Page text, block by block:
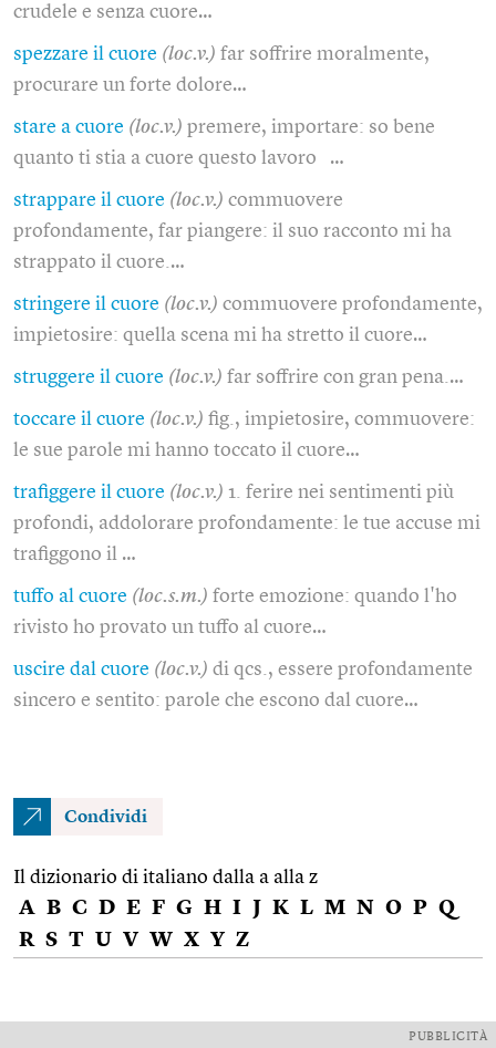
crudele e senza cuore…
spezzare il cuore (loc.v.) far soffrire moralmente,
procurare un forte dolore…
stare a cuore (loc.v.) premere, importare: so bene
quanto ti stia a cuore questo lavoro …
strappare il cuore (loc.v.) commuovere
profondamente, far piangere: il suo racconto mi ha
strappato il cuore.…
stringere il cuore (loc.v.) commuovere profondamente,
impietosire: quella scena mi ha stretto il cuore…
struggere il cuore (loc.v.) far soffrire con gran pena.…
toccare il cuore (loc.v.) fig., impietosire, commuovere:
le sue parole mi hanno toccato il cuore…
trafiggere il cuore (loc.v.) 1. ferire nei sentimenti più
profondi, addolorare profondamente: le tue accuse mi
trafiggono il …
tuffo al cuore (loc.s.m.) forte emozione: quando l'ho
rivisto ho provato un tuffo al cuore…
uscire dal cuore (loc.v.) di qcs., essere profondamente
sincero e sentito: parole che escono dal cuore…
Condividi
Il dizionario di italiano dalla a alla z
A B C D E F G H I J K L M N O P Q
R S T U V W X Y Z
PUBBLICITÀ